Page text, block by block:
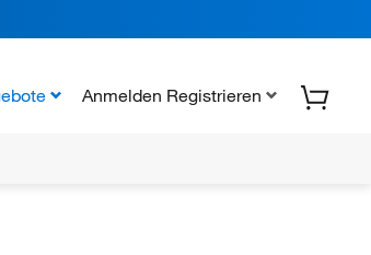
Anmelden Registrieren